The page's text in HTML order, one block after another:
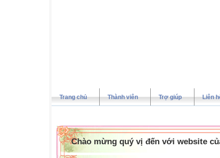
Trang chủ Thành viên Trợ giúp Liên
Chào mừng quý vị đến với website